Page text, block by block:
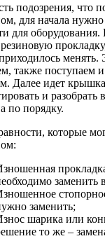
подозрения, что
для начала нужно
для
менять.
также поступаем
Далее идет
и разобрать
по порядку.
которые
заменить
заменить;
шарика или
то же –